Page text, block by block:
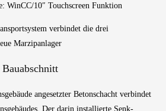
WinCC/10″ Touchscreen Funktion
verbindet die drei
Marzipanlager
angesetzter Betonschacht verbindet
Der darin installierte Senk-